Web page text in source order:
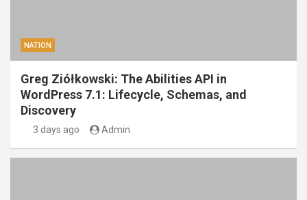
NATION
Greg Ziółkowski: The Abilities API in
WordPress 7.1: Lifecycle, Schemas, and
Discovery
3 days ago Admin